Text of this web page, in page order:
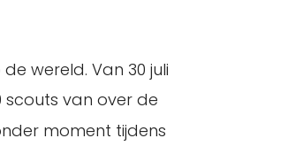
wereld. Van 30 juli
scouts van over de
moment tijdens